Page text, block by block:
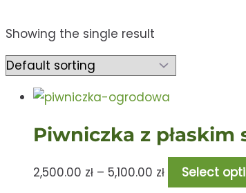
Showing the single result
Piwniczka z płaskim
2,500.00 zł – 5,100.00 zł Select